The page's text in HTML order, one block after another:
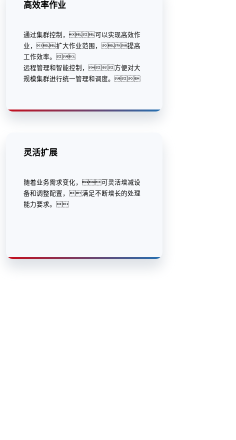
高效率作业
通过集群控制，可以实现高效作
业，扩大作业范围，提高
工作效率。
远程管理和智能控制，方便对大
规模集群进行统一管理和调度。
灵活扩展
随着业务需求变化，可灵活增减设
备和调整配置，满足不断增长的处理
能力要求。